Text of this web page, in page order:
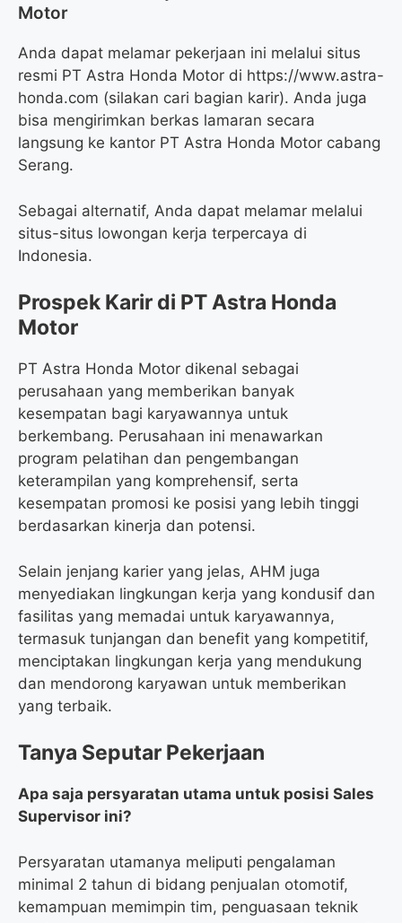
Motor
Anda dapat melamar pekerjaan ini melalui situs
resmi PT Astra Honda Motor di https://www.astra-
honda.com (silakan cari bagian karir). Anda juga
bisa mengirimkan berkas lamaran secara
langsung ke kantor PT Astra Honda Motor cabang
Serang.
Sebagai alternatif, Anda dapat melamar melalui
situs-situs lowongan kerja terpercaya di
Indonesia.
Prospek Karir di PT Astra Honda
Motor
PT Astra Honda Motor dikenal sebagai
perusahaan yang memberikan banyak
kesempatan bagi karyawannya untuk
berkembang. Perusahaan ini menawarkan
program pelatihan dan pengembangan
keterampilan yang komprehensif, serta
kesempatan promosi ke posisi yang lebih tinggi
berdasarkan kinerja dan potensi.
Selain jenjang karier yang jelas, AHM juga
menyediakan lingkungan kerja yang kondusif dan
fasilitas yang memadai untuk karyawannya,
termasuk tunjangan dan benefit yang kompetitif,
menciptakan lingkungan kerja yang mendukung
dan mendorong karyawan untuk memberikan
yang terbaik.
Tanya Seputar Pekerjaan
Apa saja persyaratan utama untuk posisi Sales
Supervisor ini?
Persyaratan utamanya meliputi pengalaman
minimal 2 tahun di bidang penjualan otomotif,
kemampuan memimpin tim, penguasaan teknik